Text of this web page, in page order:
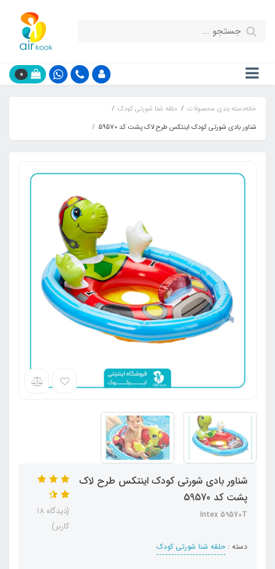
0
خانهدسته بندی محصولات
حلقه شنا شورتی کودک
شناور بادی شورتی کودک اینتکس طرح لاک پشت کد 59570
شناور بادی شورتی کودک اینتکس طرح لاک
پشت کد 59570
Intex 59570T
دسته : حلقه شنا شورتی کودک
(دیدگاه 18
کاربر)